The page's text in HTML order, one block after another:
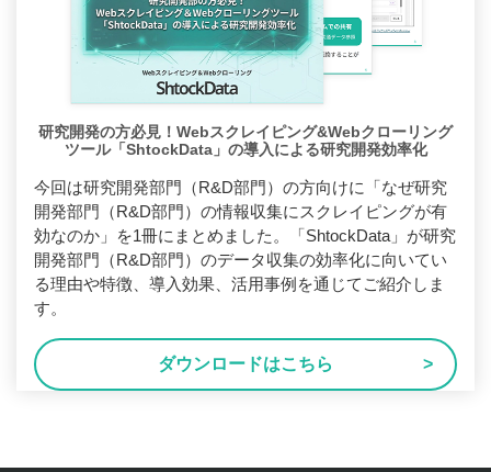
研究開発の方必見！Webスクレイピング&Webクローリング
ツール「ShtockData」の導入による研究開発効率化
今回は研究開発部門（R&D部門）の方向けに「なぜ研究
開発部門（R&D部門）の情報収集にスクレイピングが有
効なのか」を1冊にまとめました。「ShtockData」が研究
開発部門（R&D部門）のデータ収集の効率化に向いてい
る理由や特徴、導入効果、活用事例を通じてご紹介しま
す。
ダウンロードはこちら